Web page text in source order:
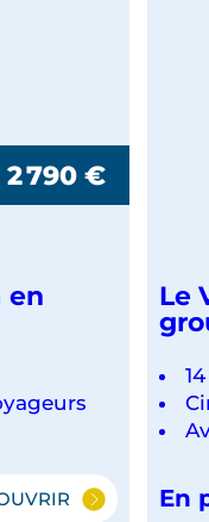
2 790 €
en
LE
Le
En